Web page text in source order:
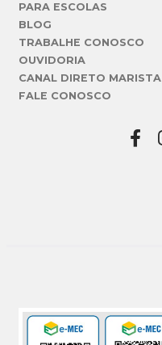
PARA ESCOLAS
BLOG
TRABALHE CONOSCO
OUVIDORIA
CANAL DIRETO MARISTA
FALE CONOSCO